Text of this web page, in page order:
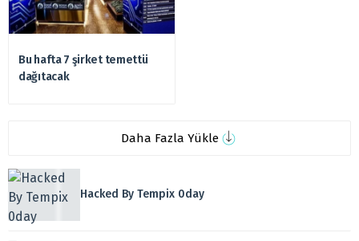
Bu hafta 7 şirket temettü
dağıtacak
Daha Fazla Yükle
Hacked By Tempix 0day